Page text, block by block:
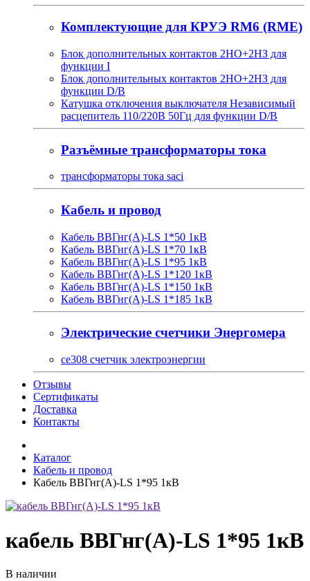
Комплектующие для КРУЭ RM6 (RME)
Блок дополнительных контактов 2НО+2НЗ для
функции I
Блок дополнительных контактов 2НО+2НЗ для
функции D/B
Катушка отключения выключателя Независимый
расцепитель 110/220В 50Гц для функции D/B
Разъёмные трансформаторы тока
трансформаторы тока saci
Кабель и провод
Кабель ВВГнг(A)-LS 1*50 1кВ
Кабель ВВГнг(A)-LS 1*70 1кВ
Кабель ВВГнг(A)-LS 1*95 1кВ
Кабель ВВГнг(A)-LS 1*120 1кВ
Кабель ВВГнг(A)-LS 1*150 1кВ
Кабель ВВГнг(A)-LS 1*185 1кВ
Электрические счетчики Энергомера
ce308 счетчик электроэнергии
Отзывы
Сертификаты
Доставка
Контакты
Каталог
Кабель и провод
Кабель ВВГнг(A)-LS 1*95 1кВ
кабель ВВГнг(A)-LS 1*95 1кВ
В наличии